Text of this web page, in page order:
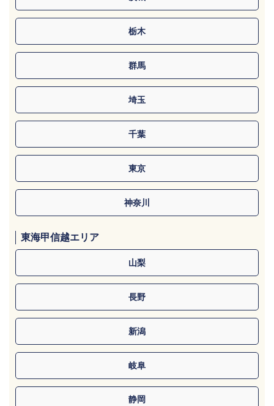
栃木
群馬
埼玉
千葉
東京
神奈川
東海甲信越エリア
山梨
長野
新潟
岐阜
静岡